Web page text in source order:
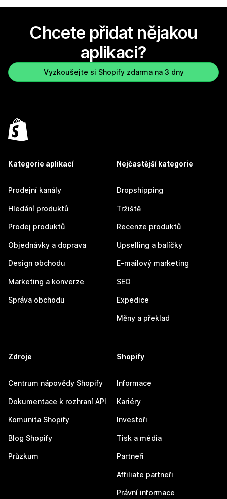
Chcete přidat nějakou
aplikaci?
Vyzkoušejte si Shopify zdarma na 3 dny
Kategorie aplikací
Prodejní kanály
Hledání produktů
Prodej produktů
Objednávky a doprava
Design obchodu
Marketing a konverze
Správa obchodu
Nejčastější kategorie
Dropshipping
Tržiště
Recenze produktů
Upselling a balíčky
E-mailový marketing
SEO
Expedice
Měny a překlad
Zdroje
Centrum nápovědy Shopify
Dokumentace k rozhraní API
Komunita Shopify
Blog Shopify
Průzkum
Shopify
Informace
Kariéry
Investoři
Tisk a média
Partneři
Affiliate partneři
Právní informace